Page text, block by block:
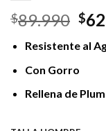
$89.990 El
era:
$
Resistente al
Con Gorro
Rellena de